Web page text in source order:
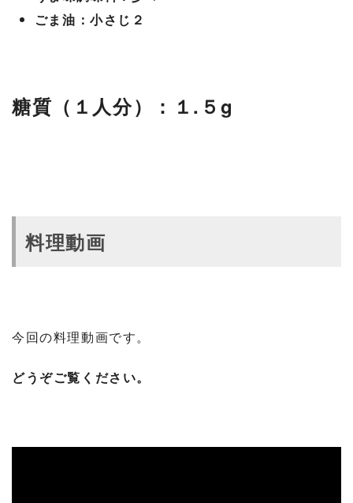
ごま油：小さじ２
糖質（１人分）：１.５g
料理動画
今回の料理動画です。
どうぞご覧ください。